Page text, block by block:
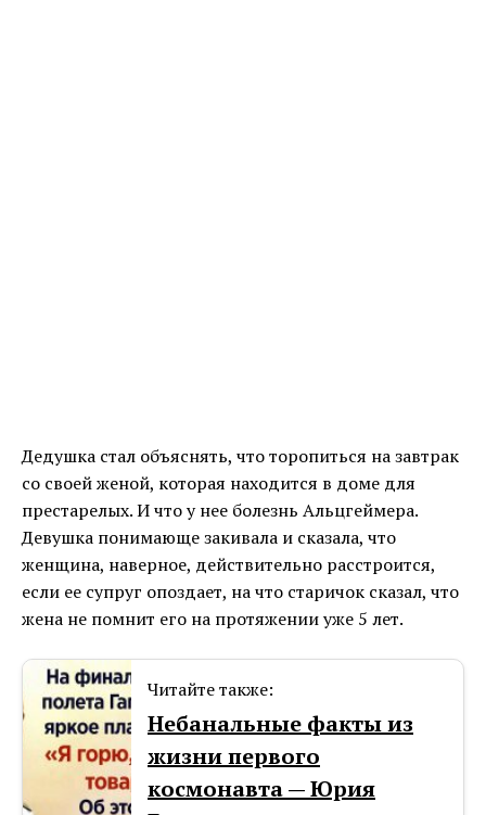
Дедушка стал объяснять, что торопиться на завтрак
со своей женой, которая находится в доме для
престарелых. И что у нее болезнь Альцгеймера.
Девушка понимающе закивала и сказала, что
женщина, наверное, действительно расстроится,
если ее супруг опоздает, на что старичок сказал, что
жена не помнит его на протяжении уже 5 лет.
Читайте также:
Небанальные факты из
жизни первого
космонавта — Юрия